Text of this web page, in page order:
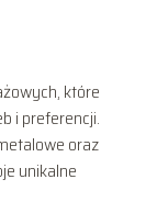
które
i preferencji.
oraz
unikalne